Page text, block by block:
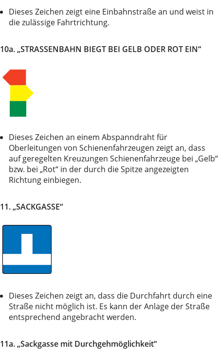
Dieses Zeichen zeigt eine Einbahnstraße an und weist in
die zulässige Fahrtrichtung.
10a. „STRASSENBAHN BIEGT BEI GELB ODER ROT EIN“
Dieses Zeichen an einem Abspanndraht für
Oberleitungen von Schienenfahrzeugen zeigt an, dass
auf geregelten Kreuzungen Schienenfahrzeuge bei „Gelb“
bzw. bei „Rot“ in der durch die Spitze angezeigten
Richtung einbiegen.
11. „SACKGASSE“
Dieses Zeichen zeigt an, dass die Durchfahrt durch eine
Straße nicht möglich ist. Es kann der Anlage der Straße
entsprechend angebracht werden.
11a. „Sackgasse mit Durchgehmöglichkeit“